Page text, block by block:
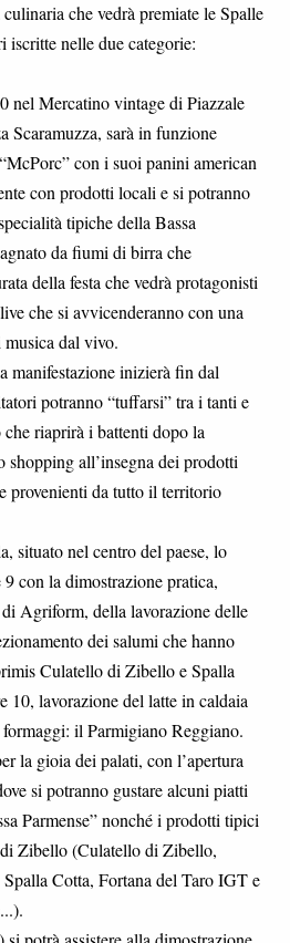
culinaria che vedrà premiate le Spalle
nelle due categorie:
nel Mercatino vintage di Piazzale
Scaramuzza, sarà in funzione
con i suoi panini american
con prodotti locali e si potranno
tipiche della Bassa
da fiumi di birra che
della festa che vedrà protagonisti
che si avvicenderanno con una
dal vivo.
manifestazione inizierà fin dal
potranno “tuffarsi” tra i tanti e
riaprirà i battenti dopo la
shopping all’insegna dei prodotti
provenienti da tutto il territorio
situato nel centro del paese, lo
con la dimostrazione pratica,
Agriform, della lavorazione delle
dei salumi che hanno
Culatello di Zibello e Spalla
10, lavorazione del latte in caldaia
il Parmigiano Reggiano.
la gioia dei palati, con l’apertura
si potranno gustare alcuni piatti
Parmense” nonché i prodotti tipici
Zibello (Culatello di Zibello,
Cotta, Fortana del Taro IGT e